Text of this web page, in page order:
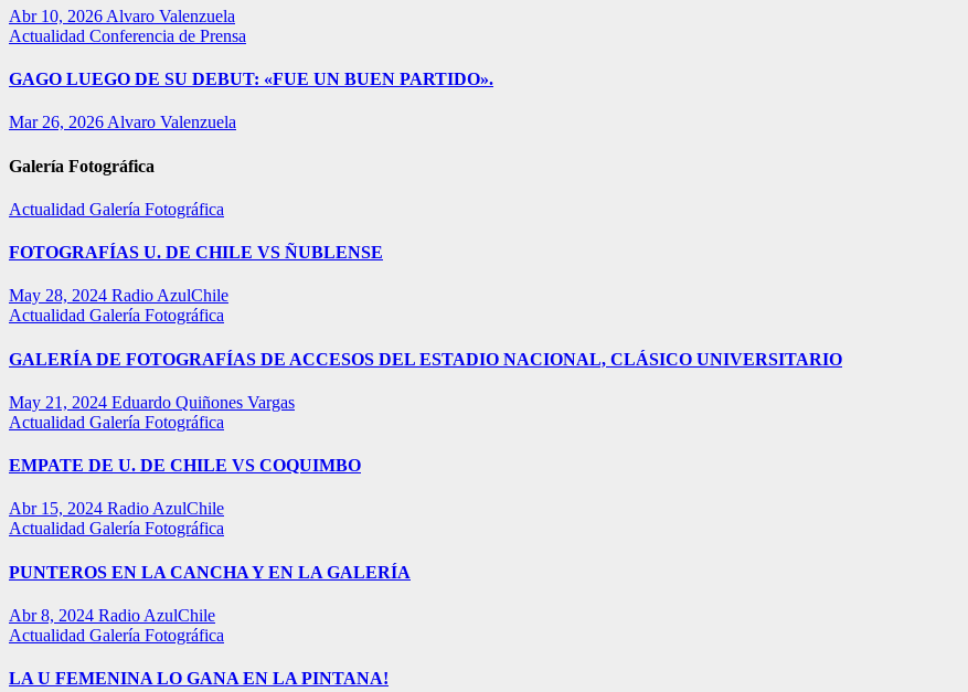
Abr 10, 2026 Alvaro Valenzuela
Actualidad Conferencia de Prensa
GAGO LUEGO DE SU DEBUT: «FUE UN BUEN PARTIDO».
Mar 26, 2026 Alvaro Valenzuela
Galería Fotográfica
Actualidad Galería Fotográfica
FOTOGRAFÍAS U. DE CHILE VS ÑUBLENSE
May 28, 2024 Radio AzulChile
Actualidad Galería Fotográfica
GALERÍA DE FOTOGRAFÍAS DE ACCESOS DEL ESTADIO NACIONAL, CLÁSICO UNIVERSITARIO
May 21, 2024 Eduardo Quiñones Vargas
Actualidad Galería Fotográfica
EMPATE DE U. DE CHILE VS COQUIMBO
Abr 15, 2024 Radio AzulChile
Actualidad Galería Fotográfica
PUNTEROS EN LA CANCHA Y EN LA GALERÍA
Abr 8, 2024 Radio AzulChile
Actualidad Galería Fotográfica
LA U FEMENINA LO GANA EN LA PINTANA!